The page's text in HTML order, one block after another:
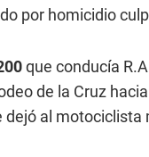
por homicidio
que conducía
de la Cruz
dejó al motociclista